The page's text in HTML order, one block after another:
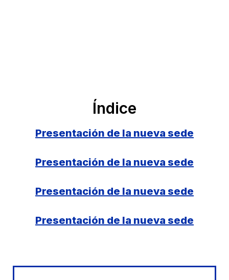
Índice
Presentación de la nueva sede
Presentación de la nueva sede
Presentación de la nueva sede
Presentación de la nueva sede